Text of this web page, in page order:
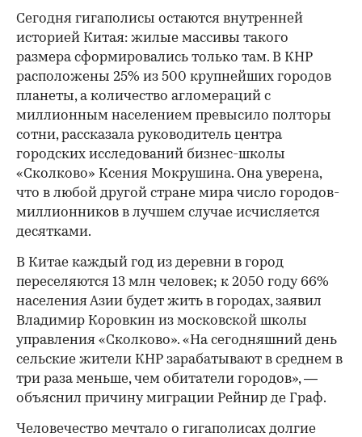
Сегодня гигаполисы остаются внутренней
историей Китая: жилые массивы такого
размера сформировались только там. В КНР
расположены 25% из 500 крупнейших городов
планеты, а количество агломераций с
миллионным населением превысило полторы
сотни, рассказала руководитель центра
городских исследований бизнес-школы
«Сколково» Ксения Мокрушина. Она уверена,
что в любой другой стране мира число городов-
миллионников в лучшем случае исчисляется
десятками.
В Китае каждый год из деревни в город
переселяются 13 млн человек; к 2050 году 66%
населения Азии будет жить в городах, заявил
Владимир Коровкин из московской школы
управления «Сколково». «На сегодняшний день
сельские жители КНР зарабатывают в среднем в
три раза меньше, чем обитатели городов», —
объяснил причину миграции Рейнир де Граф.
Человечество мечтало о гигаполисах долгие